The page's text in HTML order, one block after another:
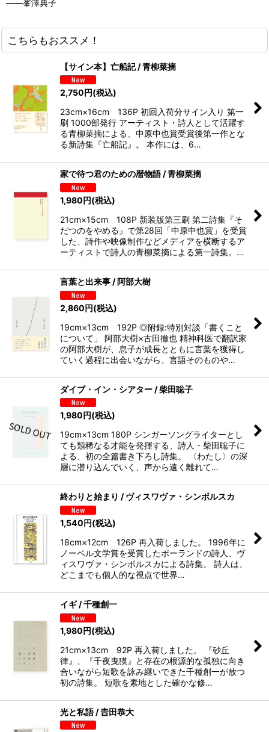
――峯澤典子
こちらもおススメ！
【サイン本】亡船記 / 青柳菜摘
2,750円(税込)
23cm×16cm 136P 初回入荷分サイン入り 第一
刷 1000部発行 アーティスト・詩人として活躍す
る青柳菜摘による、中原中也賞受賞後第一作とな
る新詩集『亡船記』。 本作には、6…
家で待つ君のための暦物語 / 青柳菜摘
1,980円(税込)
21cm×15cm 108P 新装版第三刷 第二詩集『そ
だつのをやめる』で第28回「中原中也賞」を受賞
した、詩作や映像制作などメディアを横断するア
ーティストで詩人の青柳菜摘による第一詩集。…
言葉と出来事 / 阿部大樹
2,860円(税込)
19cm×13cm 192P ◎附録:特別対談「書くこと
について」 阿部大樹×古田徹也 精神科医で翻訳家
の阿部大樹が、息子が成長とともに言葉を獲得し
ていく過程に出会いながら、言語そのものや…
ダイブ・イン・シアター / 柴田聡子
1,980円(税込)
19cm×13cm 180P シンガーソングライターとし
ても類稀なる才能を発揮する、詩人・柴田聡子に
よる、初の全篇書き下ろし詩集。 〈わたし〉の深
層に潜り込んでいく、声から遠く離れて…
終わりと始まり / ヴィスワヴァ・シンボルスカ
1,540円(税込)
18cm×12cm 126P 再入荷しました。 1996年に
ノーベル文学賞を受賞したポーランドの詩人、ヴ
ィスワヴァ・シンボルスカによる詩集。 詩人は、
どこまでも個人的な視点で世界…
イギ / 千種創一
1,980円(税込)
21cm×13cm 92P 再入荷しました。 『砂丘
律』、『千夜曳獏』と存在の根源的な孤独に向き
合いながら短歌を詠み継いできた千種創一が放つ
初の詩集。 短歌を素地とした確かな修…
光と私語 / 𠮷田恭大